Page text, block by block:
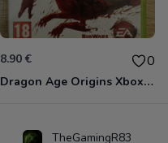
8.90 € 0
Dragon Age Origins Xbox 360
TheGamingR83